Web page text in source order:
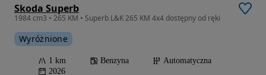
Skoda Superb
1984 cm3 • 265 KM • Superb L&K 265 KM 4x4 dostępny od ręki
Wyróżnione
1 km Benzyna
Automatyczna
2026